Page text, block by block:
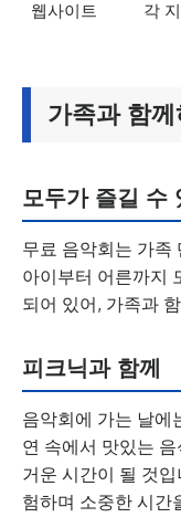
웹사이트 각
가족과 함께
모두가 즐길 수
무료 음악회는 가족
아이부터 어른까지
되어 있어, 가족과
피크닉과 함께
음악회에 가는 날에
연 속에서 맛있는
거운 시간이 될 것
험하며 소중한 시간